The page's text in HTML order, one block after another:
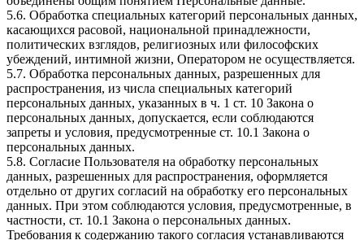
5.6. Обработка специальных категорий персональных данных,
касающихся расовой, национальной принадлежности,
политических взглядов, религиозных или философских
убеждений, интимной жизни, Оператором не осуществляется.
5.7. Обработка персональных данных, разрешенных для
распространения, из числа специальных категорий
персональных данных, указанных в ч. 1 ст. 10 Закона о
персональных данных, допускается, если соблюдаются
запреты и условия, предусмотренные ст. 10.1 Закона о
персональных данных.
5.8. Согласие Пользователя на обработку персональных
данных, разрешенных для распространения, оформляется
отдельно от других согласий на обработку его персональных
данных. При этом соблюдаются условия, предусмотренные, в
частности, ст. 10.1 Закона о персональных данных.
Требования к содержанию такого согласия устанавливаются